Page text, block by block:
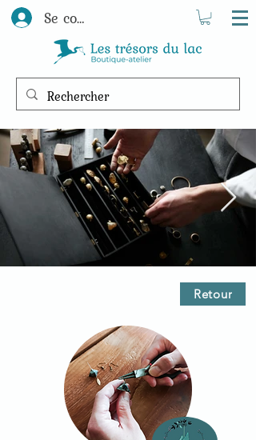
Se connecter
Retour